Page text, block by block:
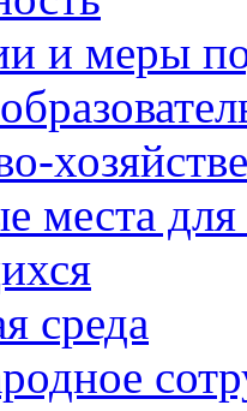
и меры
места
среда